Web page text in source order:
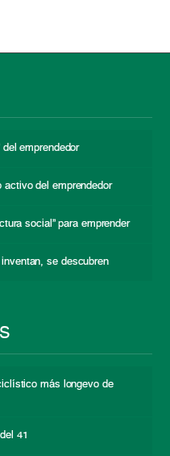
del emprendedor
activo del emprendedor
social” para emprender
se descubren
más longevo de
41